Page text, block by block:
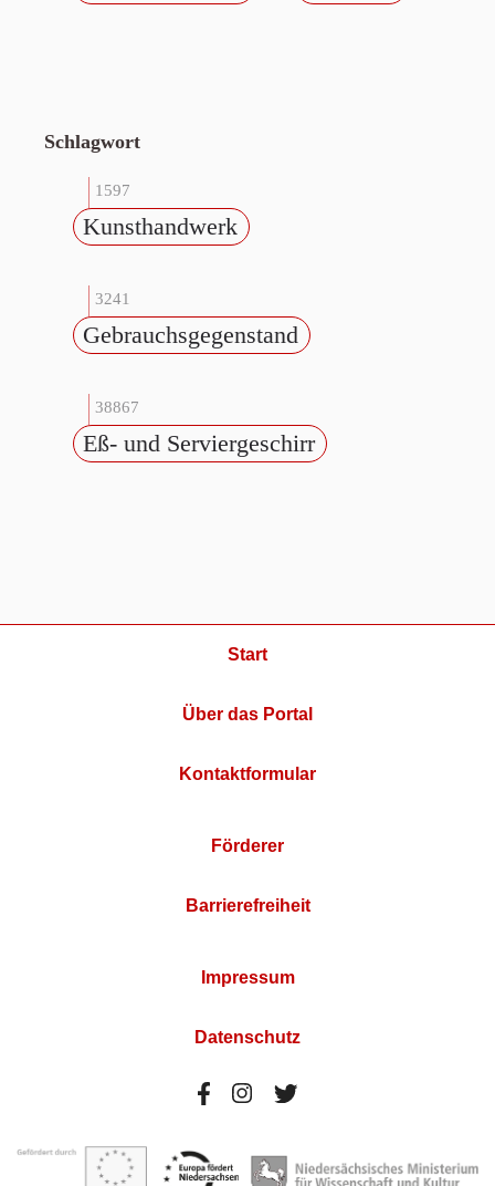
Schlagwort
1597
Kunsthandwerk
3241
Gebrauchsgegenstand
38867
Eß- und Serviergeschirr
Start
Über das Portal
Kontaktformular
Förderer
Barrierefreiheit
Impressum
Datenschutz